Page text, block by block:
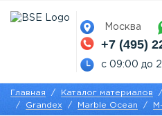
Москва
+7 (495)
с 09:00 до
Главная Каталог материалов
Grandex
Marble Ocean